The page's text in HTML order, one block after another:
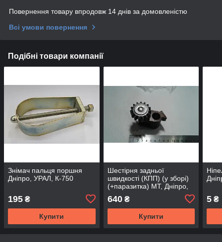
Повернення товару впродовж 14 днів за домовленістю
Всі умови повернення
Подібні товари компанії
Знімач пальця поршня
Дніпро, УРАЛ, К-750
195 ₴
Купити
Шестірня задньої
швидкості (КПП) (у зборі)
(+паразитка) МТ, Дніпро,
640₴
Купити
5 ₴